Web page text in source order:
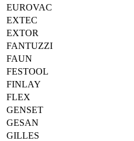
EUROVAC
EXTEC
EXTOR
FANTUZZI
FAUN
FESTOOL
FINLAY
FLEX
GENSET
GESAN
GILLES